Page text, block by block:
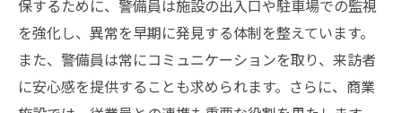
保するために、警備員は施設の出入口や駐車場での監視
を強化し、異常を早期に発見する体制を整えています。
また、警備員は常にコミュニケーションを取り、来訪者
に安心感を提供することも求められます。さらに、商業